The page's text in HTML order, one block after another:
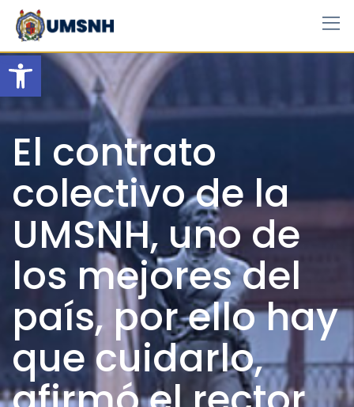
Open toolbar
Skip
content
El contrato
colectivo de la
UMSNH, uno de
los mejores del
país, por ello hay
que cuidarlo,